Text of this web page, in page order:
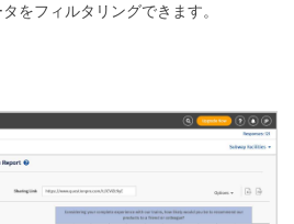
をフィルタリングできます。